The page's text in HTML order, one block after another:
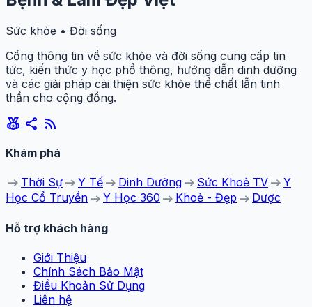
Sức khỏe • Đời sống
Cổng thông tin về sức khỏe và đời sống cung cấp tin
tức, kiến thức y học phổ thông, hướng dẫn dinh dưỡng
và các giải pháp cải thiện sức khỏe thể chất lẫn tinh
thần cho cộng đồng.
social_leaderboard share rss_feed
Khám phá
arrow_right_alt Thời Sự arrow_right_alt Y Tế arrow_right_alt Dinh Dưỡng arrow_right_alt Sức Khoẻ TV arrow_right_alt Y
Học Cổ Truyền arrow_right_alt Y Học 360 arrow_right_alt Khoẻ - Đẹp arrow_right_alt Dược
Hỗ trợ khách hàng
Giới Thiệu
Chính Sách Bảo Mật
Điều Khoản Sử Dụng
Liên hệ